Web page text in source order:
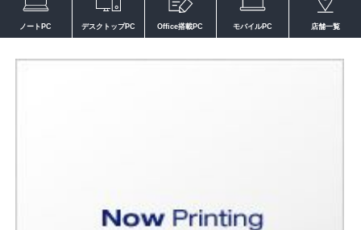
ノートPC デスクトップPC Office搭載PC モバイルPC 店舗一覧